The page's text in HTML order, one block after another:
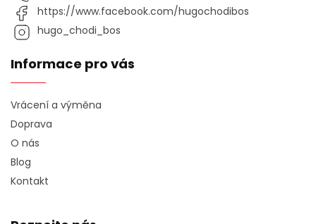
https://www.facebook.com/hugochodibos
hugo_chodi_bos
Informace pro vás
Vrácení a výměna
Doprava
O nás
Blog
Kontakt